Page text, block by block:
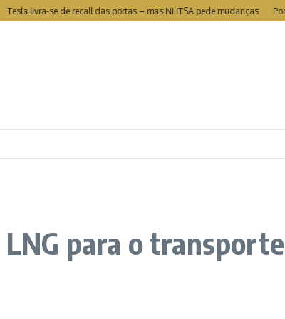
livra-se de recall das portas – mas NHTSA pede mudanças Portugal
para o